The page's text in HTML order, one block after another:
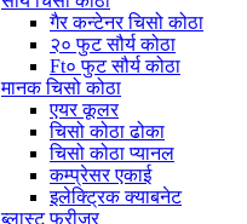
गैर कन्टेनर चिसो कोठा
२० फुट सौर्य कोठा
Ft० फुट सौर्य कोठा
मानक चिसो कोठा
एयर कूलर
चिसो कोठा ढोका
चिसो कोठा प्यानल
कम्प्रेसर एकाई
इलेक्ट्रिक क्याबनेट
ब्लास्ट फ्रीजर